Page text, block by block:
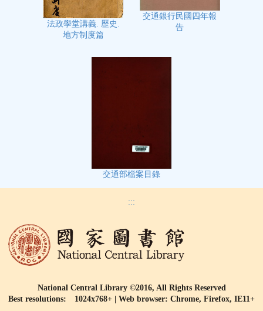
法政學堂講義. 歷史.
地方制度篇
交通銀行民國四年報
告
交通部檔案目錄
:::
National Central Library ©2016, All Rights Reserved
Best resolutions: 1024x768+ | Web browser: Chrome, Firefox, IE11+